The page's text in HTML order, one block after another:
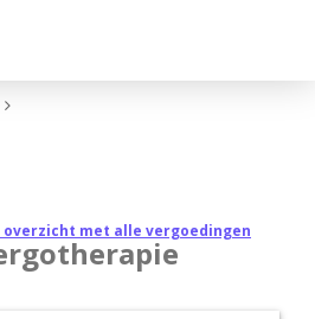
overzicht met alle vergoedingen